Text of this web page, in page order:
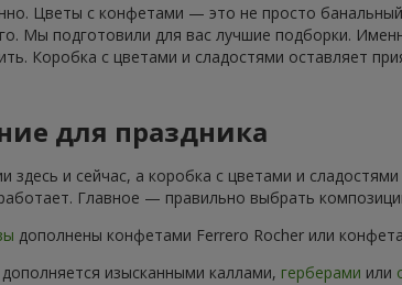
Цветы с конфетами — это не просто
Мы подготовили для вас лучшие подборки.
Коробка с цветами и сладостями оставляет
для праздника
и сейчас, а коробка с цветами и сладостями
Главное — правильно выбрать
дополнены конфетами Ferrero Rocher или
изысканными каллами, герберами или